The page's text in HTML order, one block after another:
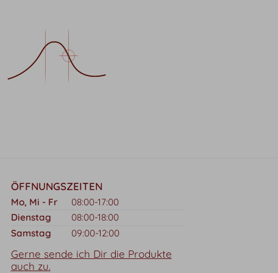
ÖFFNUNGSZEITEN
Mo, Mi - Fr
08:00-17:00
Dienstag
08:00-18:00
Samstag
09:00-12:00
Gerne sende ich Dir die Produkte
auch zu.